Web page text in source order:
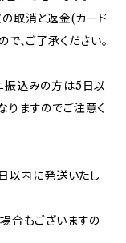
取消と返金(カード
、ご了承ください。
振込みの方は5日以
ますのでご注意く
以内に発送いたし
合もございますの